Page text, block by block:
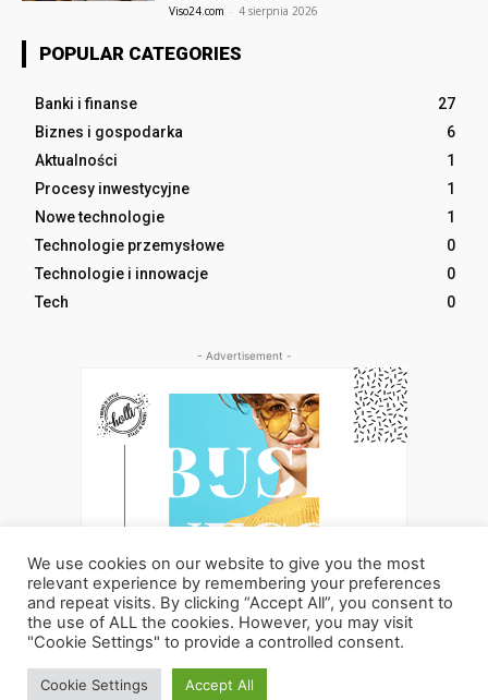
Viso24.com - 4 sierpnia 2026
POPULAR CATEGORIES
Banki i finanse
27
Biznes i gospodarka
6
Aktualności
1
Procesy inwestycyjne
1
Nowe technologie
1
Technologie przemysłowe
0
Technologie i innowacje
0
Tech
0
- Advertisement -
We use cookies on our website to give you the most
relevant experience by remembering your preferences
and repeat visits. By clicking “Accept All”, you consent to
the use of ALL the cookies. However, you may visit
"Cookie Settings" to provide a controlled consent.
Cookie Settings Accept All